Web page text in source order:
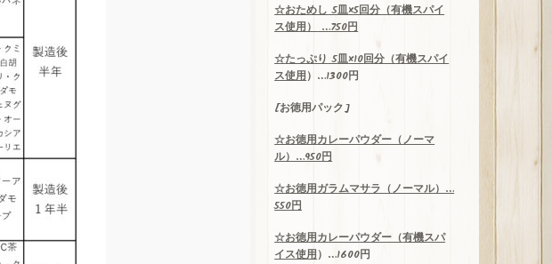
☆おためし5皿×5回分（有機スパイ
ス使用）…750円
☆たっぷり5皿×10回分（有機スパイ
ス使用）…1300円
[お徳用パック]
☆お徳用カレーパウダー（ノーマ
ル）…950円
☆お徳用ガラムマサラ（ノーマル）…
550円
☆お徳用カレーパウダー（有機スパ
イス使用）…1600円